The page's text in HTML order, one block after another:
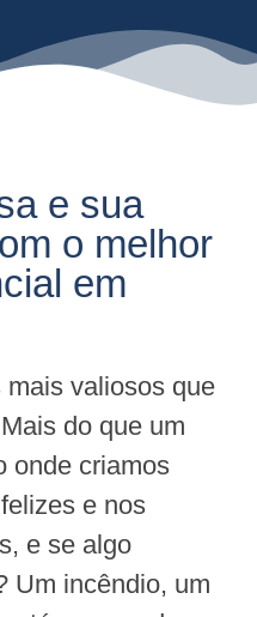
e sua
o melhor
em
valiosos que
do que um
onde criamos
e nos
e se algo
Um incêndio, um